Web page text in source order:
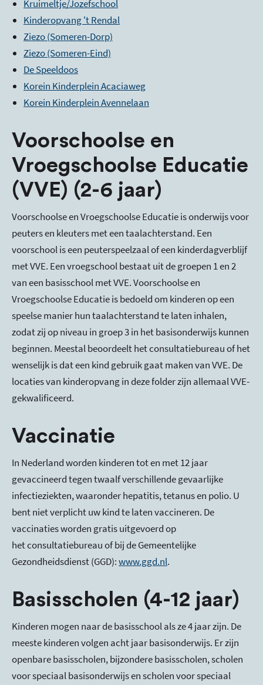
Kruimeltje/Jozefschool
Kinderopvang 't Rendal
Ziezo (Someren-Dorp)
Ziezo (Someren-Eind)
De Speeldoos
Korein Kinderplein Acaciaweg
Korein Kinderplein Avennelaan
Voorschoolse en
Vroegschoolse Educatie
(VVE) (2-6 jaar)
Voorschoolse en Vroegschoolse Educatie is onderwijs voor
peuters en kleuters met een taalachterstand. Een
voorschool is een peuterspeelzaal of een kinderdagverblijf
met VVE. Een vroegschool bestaat uit de groepen 1 en 2
van een basisschool met VVE. Voorschoolse en
Vroegschoolse Educatie is bedoeld om kinderen op een
speelse manier hun taalachterstand te laten inhalen,
zodat zij op niveau in groep 3 in het basisonderwijs kunnen
beginnen. Meestal beoordeelt het consultatiebureau of het
wenselijk is dat een kind gebruik gaat maken van VVE. De
locaties van kinderopvang in deze folder zijn allemaal VVE-
gekwalificeerd.
Vaccinatie
In Nederland worden kinderen tot en met 12 jaar
gevaccineerd tegen twaalf verschillende gevaarlijke
infectieziekten, waaronder hepatitis, tetanus en polio. U
bent niet verplicht uw kind te laten vaccineren. De
vaccinaties worden gratis uitgevoerd op
het consultatiebureau of bij de Gemeentelijke
Gezondheidsdienst (GGD):www.ggd.nl.
Basisscholen (4-12 jaar)
Kinderen mogen naar de basisschool als ze 4 jaar zijn. De
meeste kinderen volgen acht jaar basisonderwijs. Er zijn
openbare basisscholen, bijzondere basisscholen, scholen
voor speciaal basisonderwijs en scholen voor speciaal